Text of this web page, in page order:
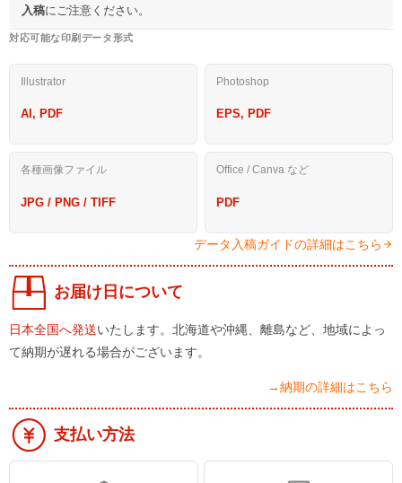
入稿にご注意ください。
対応可能な印刷データ形式
Illustrator
AI, PDF
Photoshop
EPS, PDF
各種画像ファイル
JPG / PNG / TIFF
Office / Canva など
PDF
データ入稿ガイドの詳細はこちら
お届け日について
日本全国へ発送いたします。北海道や沖縄、離島など、地域によっ
て納期が遅れる場合がございます。
→納期の詳細はこちら
支払い方法